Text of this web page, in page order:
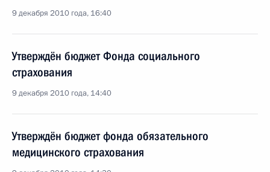
9 декабря 2010 года, 16:40
Утверждён бюджет Фонда социального
страхования
9 декабря 2010 года, 14:40
Утверждён бюджет фонда обязательного
медицинского страхования